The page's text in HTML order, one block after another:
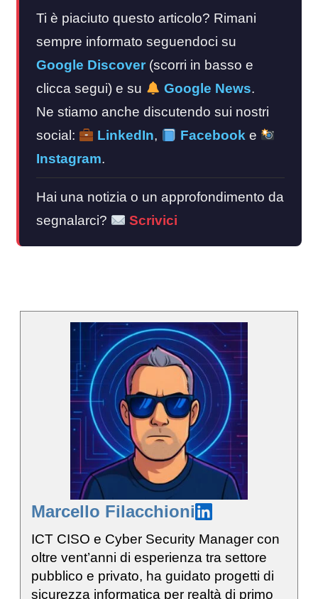
Ti è piaciuto questo articolo? Rimani
sempre informato seguendoci su
Google Discover (scorri in basso e
clicca segui) e su
Google News.
Ne stiamo anche discutendo sui nostri
social:
LinkedIn, Facebooke
Instagram.
Hai una notizia o un approfondimento da
segnalarci?
Scrivici
Marcello Filacchioni
ICT CISO e Cyber Security Manager con
oltre vent’anni di esperienza tra settore
pubblico e privato, ha guidato progetti di
sicurezza informatica per realtà di primo